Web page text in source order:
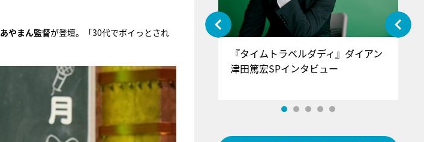
あやまん監督が登壇。「30代でポイっとされ
E齋藤樹愛羅＆佐々木舞香SPインタ
ビュー
『タイムトラベルダディ』ダイアン
津田篤宏SPインタビュー